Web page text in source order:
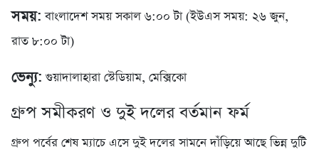
সময়: বাংলাদেশ সময় সকাল ৬:০০ টা (ইউএস সময়: ২৬ জুন,
রাত ৮:০০ টা)
ভেন্যু: গুয়াদালাহারা স্টেডিয়াম, মেক্সিকো
গ্রুপ সমীকরণ ও দুই দলের বর্তমান ফর্ম
গ্রুপ পর্বের শেষ ম্যাচে এসে দুই দলের সামনে দাঁড়িয়ে আছে ভিন্ন দুটি